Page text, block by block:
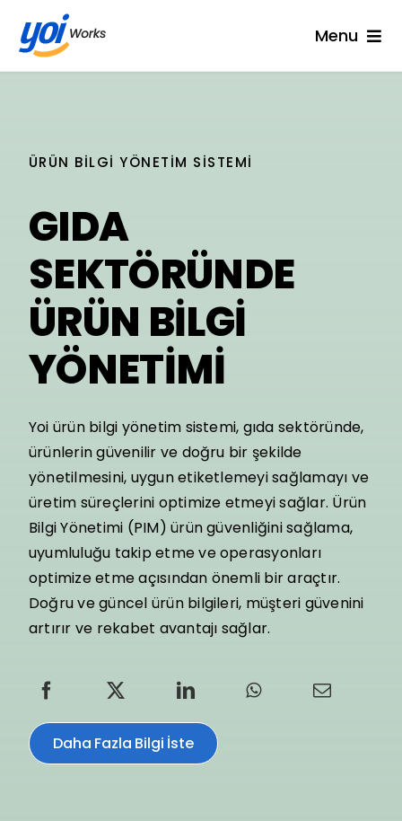
geç
Menu
Kaynaklar
Yoi Works
ÜRÜN BILGI YÖNETIM SISTEMI
GIDA
SEKTÖRÜNDE
ÜRÜN BILGI
YÖNETIMI
Yoi ürün bilgi yönetim sistemi, gıda sektöründe,
ürünlerin güvenilir ve doğru bir şekilde
yönetilmesini, uygun etiketlemeyi sağlamayı ve
üretim süreçlerini optimize etmeyi sağlar. Ürün
Bilgi Yönetimi (PIM) ürün güvenliğini sağlama,
uyumluluğu takip etme ve operasyonları
optimize etme açısından önemli bir araçtır.
Doğru ve güncel ürün bilgileri, müşteri güvenini
artırır ve rekabet avantajı sağlar.
Daha Fazla Bilgi İste